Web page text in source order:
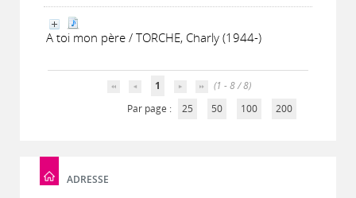
A toi mon père / TORCHE, Charly (1944-)
1
(1 - 8 / 8)
Par page :
25 50 100 200
ADRESSE